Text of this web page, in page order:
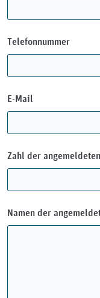
Telefonnummer
E-Mail
Zahl der
Namen der